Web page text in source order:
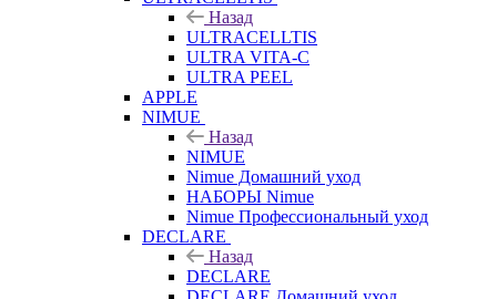
Назад
ULTRACELLTIS
ULTRA VITA-C
ULTRA PEEL
APPLE
NIMUE
Назад
NIMUE
Nimue Домашний уход
НАБОРЫ Nimue
Nimue Профессиональный уход
DECLARE
Назад
DECLARE